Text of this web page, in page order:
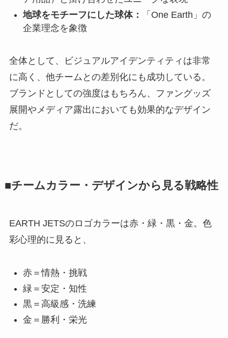
地球をモチーフにした球体：
「One Earth」の
企業理念を象徴
全体として、ビジュアルアイデンティティは非常
に高く、他チームとの差別化にも成功している。
ブランドとしての強度はもちろん、ファングッズ
展開やメディア露出においても効果的なデザイン
だ。
■チームカラー・デザインから見る戦略性
EARTH JETSのロゴカラーは赤・緑・黒・金。色
彩心理的に見ると、
赤＝情熱・挑戦
緑＝安定・知性
黒＝高級感・洗練
金＝勝利・栄光